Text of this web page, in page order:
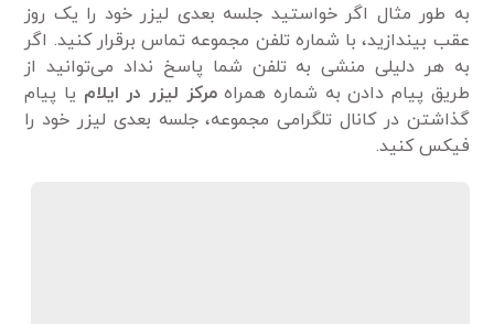
به طور مثال اگر خواستید جلسه بعدی لیزر خود را یک روز
عقب بیندازید، با شماره تلفن مجموعه تماس برقرار کنید. اگر
به هر دلیلی منشی به تلفن شما پاسخ نداد می‌توانید از
طریق پیام دادن به شماره همراهمرکز لیزر در ایلام یا پیام
گذاشتن در کانال تلگرامی مجموعه، جلسه بعدی لیزر خود را
فیکس کنید.